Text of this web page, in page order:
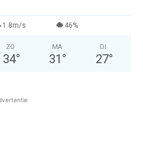
1.8m/s 46%
ZO
34°
MA
31 °
DI
27°